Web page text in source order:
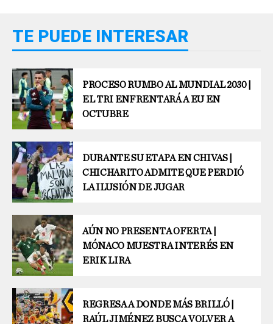
TE PUEDE INTERESAR
PROCESO RUMBO AL MUNDIAL 2030 |
EL TRI ENFRENTARÁ A EU EN
OCTUBRE
DURANTE SU ETAPA EN CHIVAS |
CHICHARITO ADMITE QUE PERDIÓ
LA ILUSIÓN DE JUGAR
AÚN NO PRESENTA OFERTA |
MÓNACO MUESTRA INTERÉS EN
ERIK LIRA
REGRESA A DONDE MÁS BRILLÓ |
RAÚL JIMÉNEZ BUSCA VOLVER A